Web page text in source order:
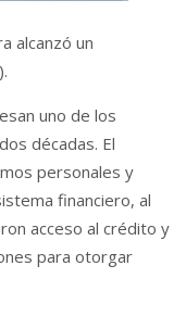
alcanzó un
uno de los
décadas. El
personales y
financiero, al
acceso al crédito y
para otorgar